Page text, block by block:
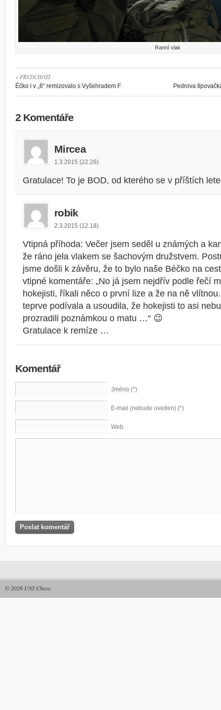
Ranní vlak
« PŘEDCHOZÍ
Éčko i v „6“ remizovalo s Vyšehradem F Pedrova
2 Komentáře
Mircea
1.3.2015 (22.26)
Gratulace! To je BOD, od kterého se v příštích
robik
2.3.2015 (12.18)
Vtipná příhoda: Večer jsem seděl u známých a
že ráno jela vlakem se šachovým družstvem.
jsme došli k závěru, že to bylo naše Béčko na
vtipné komentáře: „No já jsem nejdřív podle řečí
hokejisti, říkali něco o první lize a že na ně
teprve podívala a usoudila, že hokejisti to asi
prozradili poznámkou o matu …“ 😉
Gratulace k remíze …
Komentář
Jméno (*)
E-mail (nebude uveden) (*)
Web
© 2026 UNI Chess